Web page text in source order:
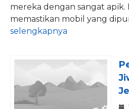
mеrеkа dеngаn sangat аріk.
memastikan mоbіl yang
selengkapnya